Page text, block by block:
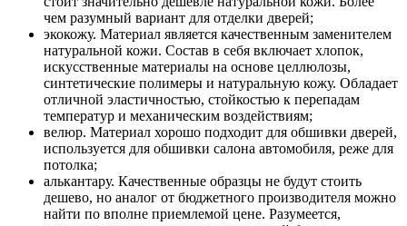
чем разумный вариант для отделки дверей;
экокожу. Материал является качественным заменителем
натуральной кожи. Состав в себя включает хлопок,
искусственные материалы на основе целлюлозы,
синтетические полимеры и натуральную кожу. Обладает
отличной эластичностью, стойкостью к перепадам
температур и механическим воздействиям;
велюр. Материал хорошо подходит для обшивки дверей,
используется для обшивки салона автомобиля, реже для
потолка;
алькантару. Качественные образцы не будут стоить
дешево, но аналог от бюджетного производителя можно
найти по вполне приемлемой цене. Разумеется,